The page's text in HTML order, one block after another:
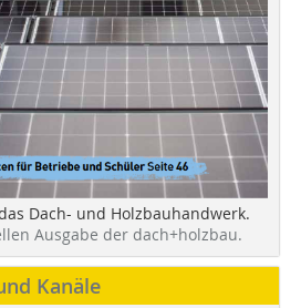
Dach- und Holzbauhandwerk.
Ausgabe der dach+holzbau.
Kanäle